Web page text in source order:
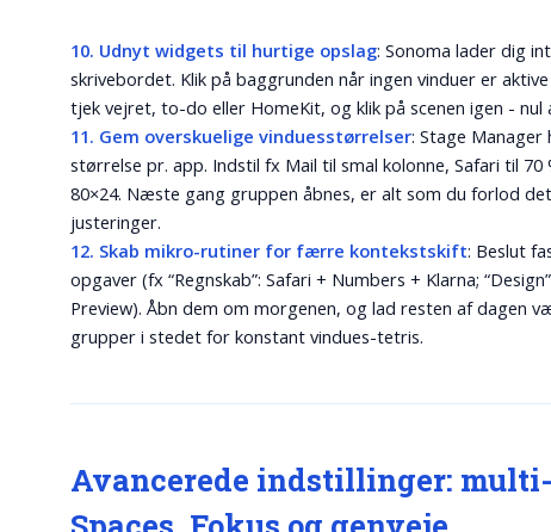
10. Udnyt widgets til hurtige opslag: Sonoma lader dig
skrivebordet. Klik på baggrunden når ingen vinduer er
tjek vejret, to-do eller HomeKit, og klik på scenen igen - nul
11. Gem overskuelige vinduesstørrelser: Stage Manager
størrelse pr. app. Indstil fx Mail til smal kolonne, Safari til
80×24. Næste gang gruppen åbnes, er alt som du forlod
justeringer.
12. Skab mikro-rutiner for færre kontekstskift: Beslut
opgaver (fx “Regnskab”: Safari + Numbers + Klarna;
Preview). Åbn dem om morgenen, og lad resten af dagen
grupper i stedet for konstant vindues-tetris.
Avancerede indstillinger: